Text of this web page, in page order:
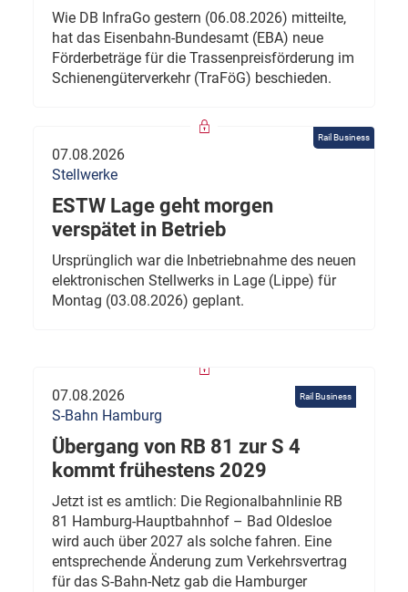
Wie DB InfraGo gestern (06.08.2026) mitteilte,
hat das Eisenbahn-Bundesamt (EBA) neue
Förderbeträge für die Trassenpreisförderung im
Schienengüterverkehr (TraFöG) beschieden.
Rail Business
07.08.2026
Stellwerke
ESTW Lage geht morgen
verspätet in Betrieb
Ursprünglich war die Inbetriebnahme des neuen
elektronischen Stellwerks in Lage (Lippe) für
Montag (03.08.2026) geplant.
Rail Business
07.08.2026
S-Bahn Hamburg
Übergang von RB 81 zur S 4
kommt frühestens 2029
Jetzt ist es amtlich: Die Regionalbahnlinie RB
81 Hamburg-Hauptbahnhof – Bad Oldesloe
wird auch über 2027 als solche fahren. Eine
entsprechende Änderung zum Verkehrsvertrag
für das S-Bahn-Netz gab die Hamburger